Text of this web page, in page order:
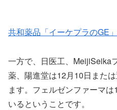
共和薬品「イーケプラのGE
一方で、日医工、MeijiSeika
薬、陽進堂は12月10日また
ます。フェルゼンファーマ
いるということです。